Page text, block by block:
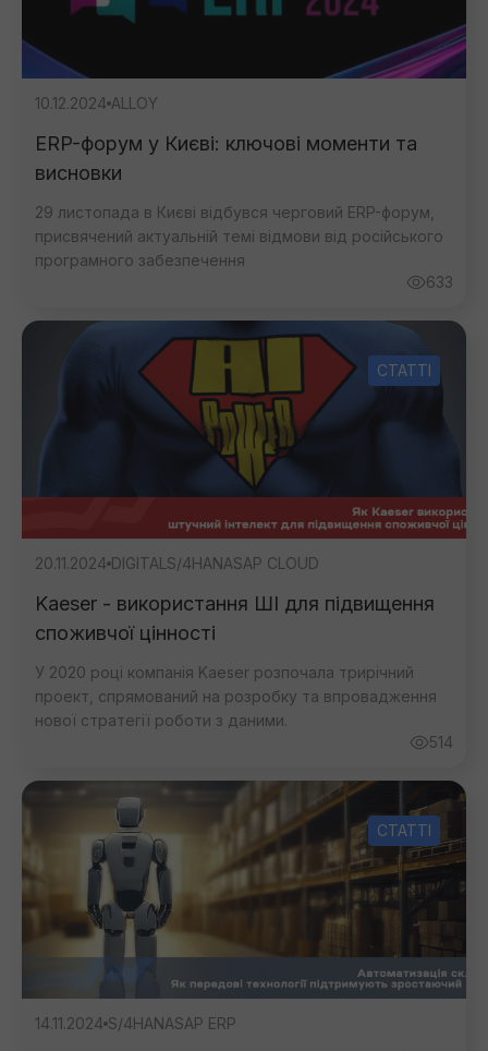
10.12.2024 ALLOY
ERP-форум у Києві: ключові моменти та
висновки
29 листопада в Києві відбувся черговий ERP-форум,
присвячений актуальній темі відмови від російського
програмного забезпечення
633
СТАТТІ
20.11.2024 DIGITAL S/4HANASAP CLOUD
Kaeser - використання ШІ для підвищення
споживчої цінності
У 2020 році компанія Kaeser розпочала трирічний
проект, спрямований на розробку та впровадження
нової стратегії роботи з даними.
514
СТАТТІ
14.11.2024 S/4HANASAP ERP